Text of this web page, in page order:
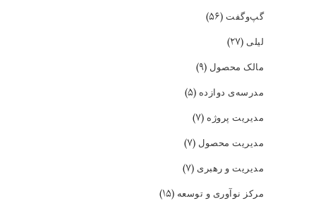
گپ‌و‌گفت (۵۶)
لیلی (۲۷)
مالک محصول (۹)
مدرسه‌ی دوازده (۵)
مدیریت پروژه (۷)
مدیریت محصول (۷)
مدیریت و رهبری (۷)
مرکز نوآوری و توسعه (۱۵)